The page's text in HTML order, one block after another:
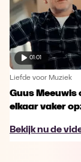
01:01
Liefde voor Muziek
Guus Meeuwis
elkaar vaker
Bekijk nu de